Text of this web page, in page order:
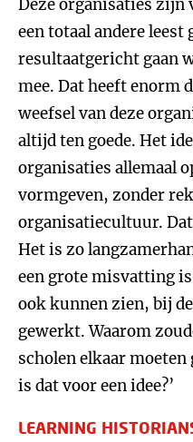
Deze organisaties zijn
een totaal andere leest
resultaatgericht gaan
mee. Dat heeft enorm
weefsel van deze
altijd ten goede. Het
organisaties allemaal
vormgeven, zonder
organisatiecultuur.
Het is zo
een grote misvatting
ook kunnen zien, bij
gewerkt. Waarom
scholen elkaar moeten
is dat voor een idee?’
LEARNING